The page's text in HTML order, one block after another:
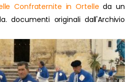
Confraternite in Ortelle da un
documenti originali dall'Archivio